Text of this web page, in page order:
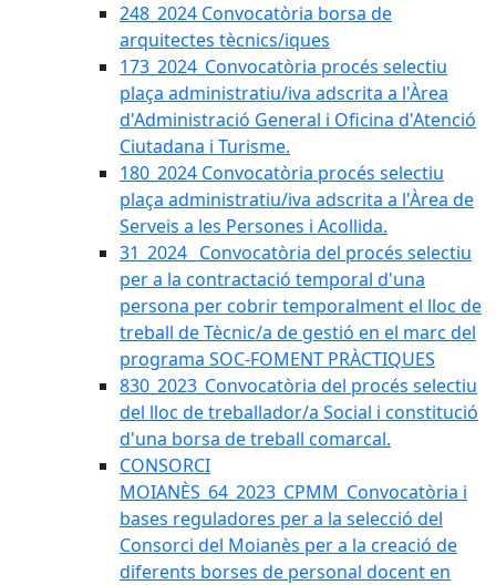
248_2024 Convocatòria borsa de
arquitectes tècnics/iques
173_2024_Convocatòria procés selectiu
plaça administratiu/iva adscrita a l'Àrea
d'Administració General i Oficina d'Atenció
Ciutadana i Turisme.
180_2024 Convocatòria procés selectiu
plaça administratiu/iva adscrita a l'Àrea de
Serveis a les Persones i Acollida.
31_2024_ Convocatòria del procés selectiu
per a la contractació temporal d'una
persona per cobrir temporalment el lloc de
treball de Tècnic/a de gestió en el marc del
programa SOC-FOMENT PRÀCTIQUES
830_2023_Convocatòria del procés selectiu
del lloc de treballador/a Social i constitució
d'una borsa de treball comarcal.
CONSORCI
MOIANÈS_64_2023_CPMM_Convocatòria i
bases reguladores per a la selecció del
Consorci del Moianès per a la creació de
diferents borses de personal docent en